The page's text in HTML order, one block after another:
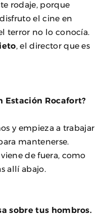
rodaje, porque
el cine en
terror no lo conocía.
, el director que es
Estación Rocafort?
y empieza a trabajar
mantenerse.
de fuera, como
allí abajo.
sobre tus hombros.